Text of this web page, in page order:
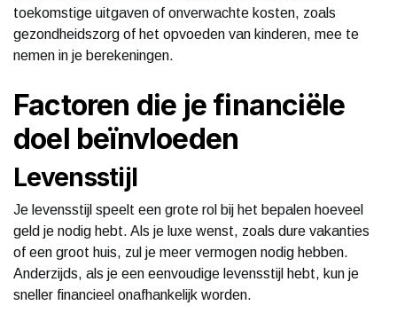
toekomstige uitgaven of onverwachte kosten, zoals
gezondheidszorg of het opvoeden van kinderen, mee te
nemen in je berekeningen.
Factoren die je financiële
doel beïnvloeden
Levensstijl
Je levensstijl speelt een grote rol bij het bepalen hoeveel
geld je nodig hebt. Als je luxe wenst, zoals dure vakanties
of een groot huis, zul je meer vermogen nodig hebben.
Anderzijds, als je een eenvoudige levensstijl hebt, kun je
sneller financieel onafhankelijk worden.